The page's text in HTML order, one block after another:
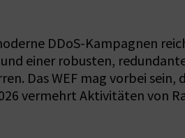
DDoS-Kampagnen
einer robusten,
Das WEF mag vorbei sein,
vermehrt Aktivitäten von